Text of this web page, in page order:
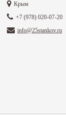
Крым
+7 (978) 020-07-20
info@25stankov.ru